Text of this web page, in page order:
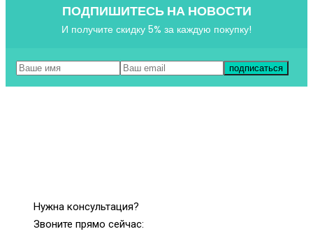
ПОДПИШИТЕСЬ НА НОВОСТИ
И получите скидку 5% за каждую покупку!
Нужна консультация?
Звоните прямо сейчас: